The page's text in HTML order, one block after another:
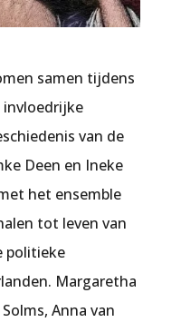
samen tijdens
invloedrijke
van de
Deen en Ineke
het ensemble
tot leven van
politieke
Margaretha
Anna van